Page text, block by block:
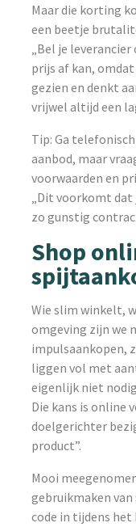
Maar die korting
een beetje
„Bel je leverancier
prijs af kan,
gezien en denkt
vrijwel altijd een
Tip: Ga
aanbod, maar
voorwaarden en
„Dit voorkomt dat
zo gunstig
Shop
Wie slim winkelt,
omgeving zijn we
impulsaankopen,
liggen vol met
eigenlijk niet
Die kans is online
doelgerichter
product”.
Mooi
gebruikmaken
code in tijdens